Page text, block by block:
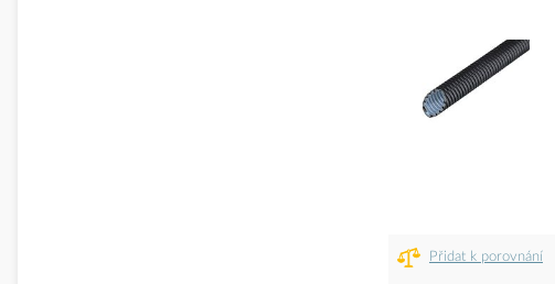
Přidat k porovnání